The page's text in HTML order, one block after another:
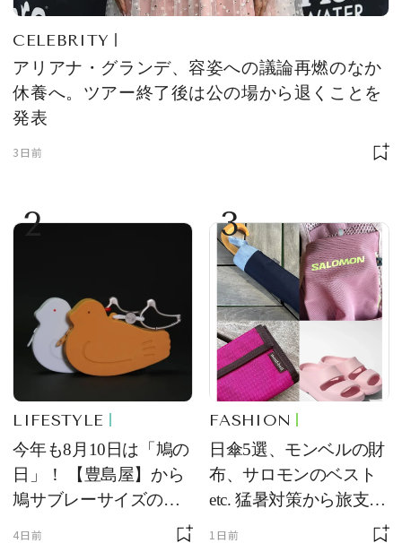
CELEBRITY
アリアナ・グランデ、容姿への議論再燃のなか
休養へ。ツアー終了後は公の場から退くことを
発表
3日前
2
LIFESTYLE
今年も8月10日は「鳩の
日」！ 【豊島屋】から
鳩サブレーサイズのポ
ーチ「はとっこ」を限
4日前
3
FASHION
日傘5選、モンベルの財
布、サロモンのベスト
etc. 猛暑対策から旅支度
まで！ ｜今週の人気記
1日前